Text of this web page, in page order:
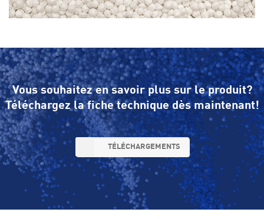
Vous souhaitez en savoir plus sur le produit?
Téléchargez la fiche technique dès maintenant!
TÉLÉCHARGEMENTS